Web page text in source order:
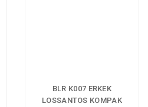
BLR K007 ERKEK
LOSSANTOS KOMPAK